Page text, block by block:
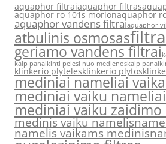
aquaphor filtraiaquaphor filtras
aquaphor ro 101s morionaquaphor
aquaphor vandens filtraiaquaphor
atbulinis osmosas
geriamo vandens filtrai
kaip panaikinti pelesi nuo medienoskaip
klinkerio plytelesklinkerio plytos
mediniai nameliai
mediniai vaiku nameliai
mediniai vaiku zaidimo
medinis vaiku namelis
namelis vaikams medinis